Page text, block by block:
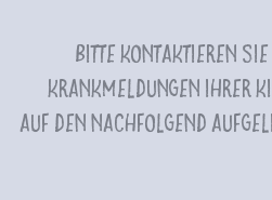
Bitte kontaktieren
Krankmeldungen Ihrer
Auf den nachfolgend